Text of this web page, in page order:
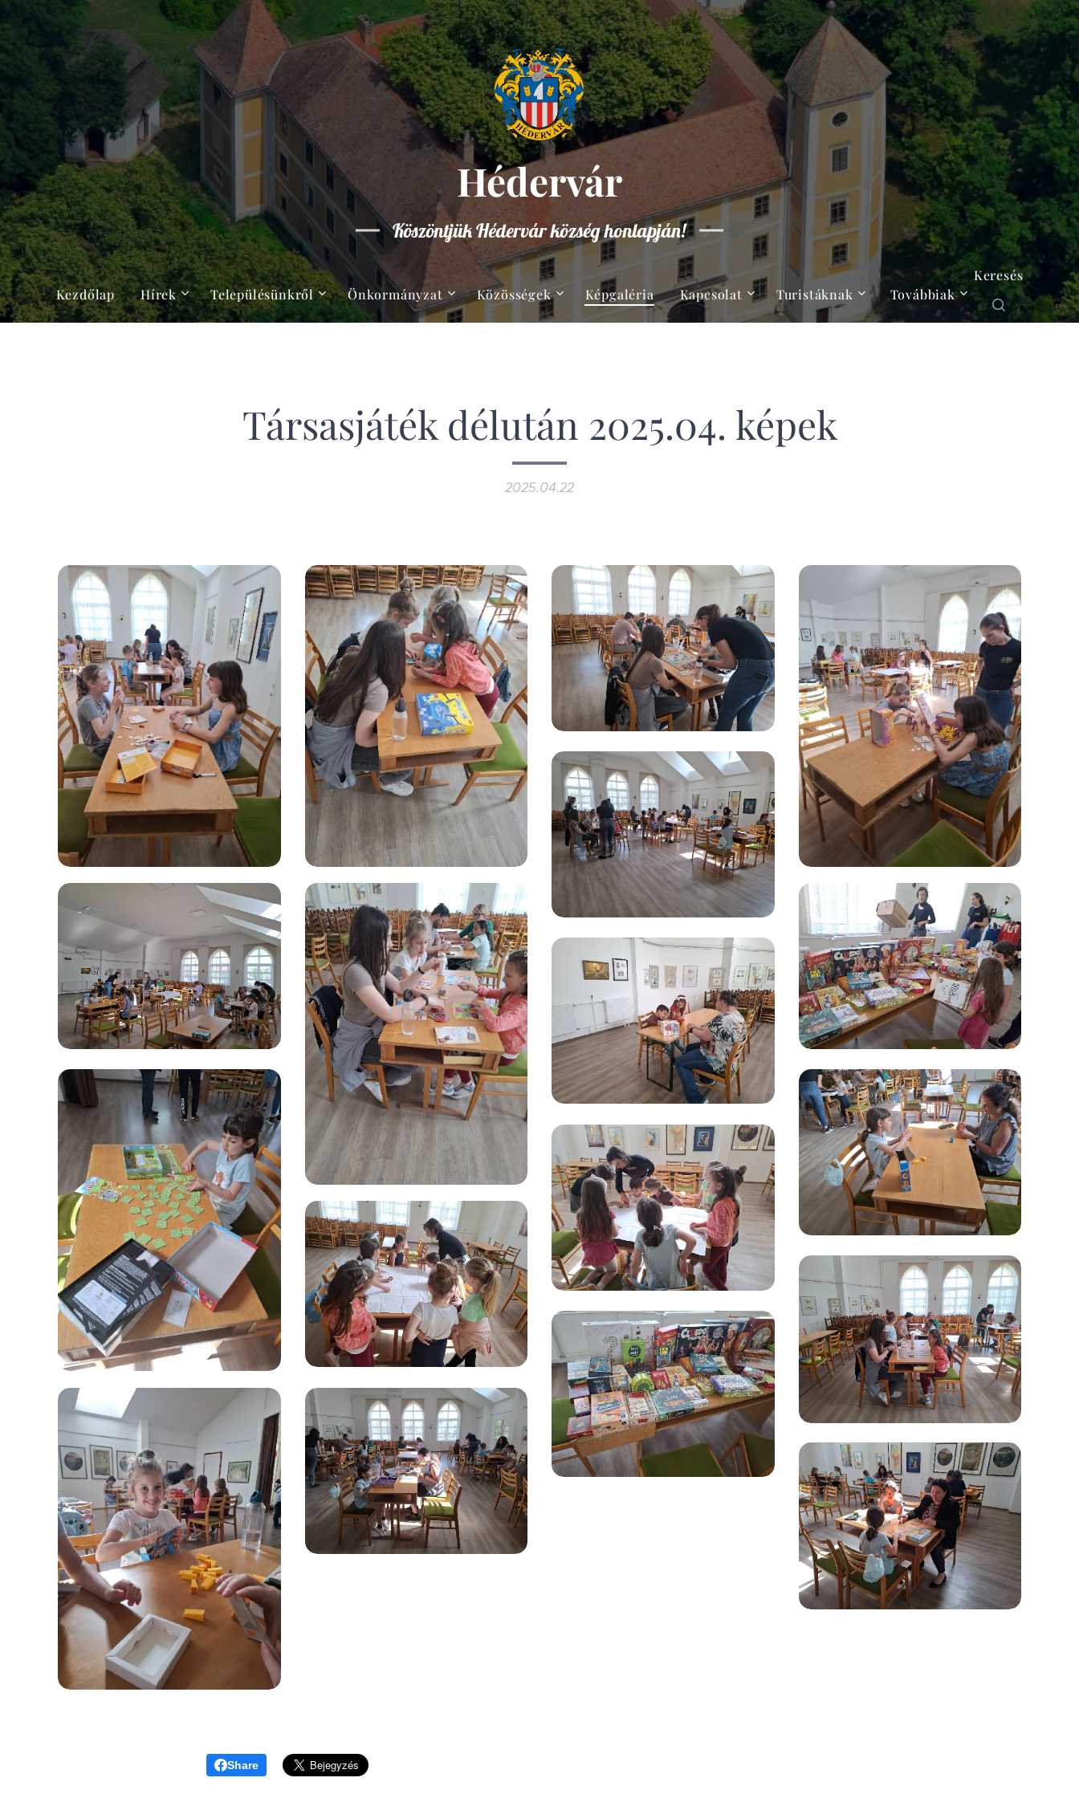
Hédervár
Köszöntjük Hédervár község honlapján!
Kezdőlap Hírek Településünkről Önkormányzat Közösségek Képgaléria Kapcsolat Turistáknak Továbbiak
Keresés
Társasjáték délután 2025.04. képek
2025.04.22
Share